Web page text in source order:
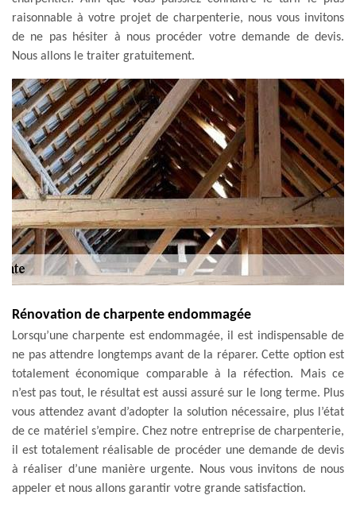
raisonnable à votre projet de charpenterie, nous vous invitons
de ne pas hésiter à nous procéder votre demande de devis.
Nous allons le traiter gratuitement.
Rénovation de charpente endommagée
Lorsqu’une charpente est endommagée, il est indispensable de
ne pas attendre longtemps avant de la réparer. Cette option est
totalement économique comparable à la réfection. Mais ce
n’est pas tout, le résultat est aussi assuré sur le long terme. Plus
vous attendez avant d’adopter la solution nécessaire, plus l’état
de ce matériel s’empire. Chez notre entreprise de charpenterie,
il est totalement réalisable de procéder une demande de devis
à réaliser d’une manière urgente. Nous vous invitons de nous
appeler et nous allons garantir votre grande satisfaction.